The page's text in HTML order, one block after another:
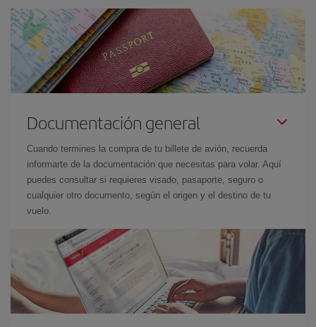
Documentación general
Cuando termines la compra de tu billete de avión, recuerda
informarte de la documentación que necesitas para volar. Aquí
puedes consultar si requieres visado, pasaporte, seguro o
cualquier otro documento, según el origen y el destino de tu
vuelo.